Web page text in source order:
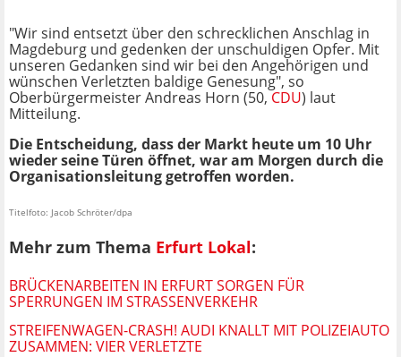
"Wir sind entsetzt über den schrecklichen Anschlag in
Magdeburg und gedenken der unschuldigen Opfer. Mit
unseren Gedanken sind wir bei den Angehörigen und
wünschen Verletzten baldige Genesung", so
Oberbürgermeister Andreas Horn (50, CDU) laut
Mitteilung.
Die Entscheidung, dass der Markt heute um 10 Uhr
wieder seine Türen öffnet, war am Morgen durch die
Organisationsleitung getroffen worden.
Titelfoto: Jacob Schröter/dpa
Mehr zum Thema Erfurt Lokal:
BRÜCKENARBEITEN IN ERFURT SORGEN FÜR
SPERRUNGEN IM STRASSENVERKEHR
STREIFENWAGEN-CRASH! AUDI KNALLT MIT POLIZEIAUTO
ZUSAMMEN: VIER VERLETZTE